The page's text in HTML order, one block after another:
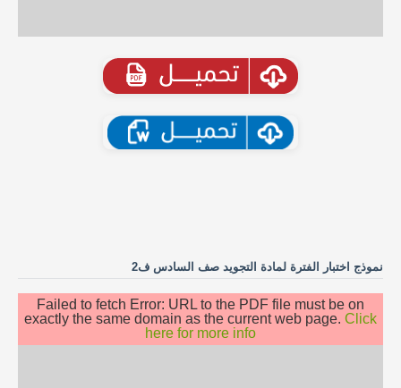
نموذج اختبار الفترة لمادة التجويد صف السادس ف2
Failed to fetch Error: URL to the PDF file must be on
exactly the same domain as the current web page. Click
here for more info